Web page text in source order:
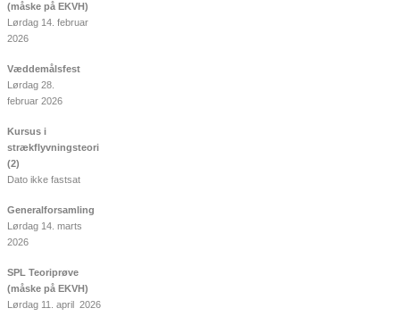
(måske på EKVH)
Lørdag 14. februar
2026
Væddemålsfest
Lørdag 28.
februar 2026
Kursus i
strækflyvningsteori
(2)
Dato ikke fastsat
Generalforsamling
Lørdag 14. marts
2026
SPL Teoriprøve
(måske på EKVH)
Lørdag 11. april 2026